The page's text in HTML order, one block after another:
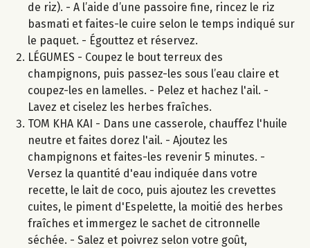
de riz). - A l’aide d’une passoire fine, rincez le riz
basmati et faites-le cuire selon le temps indiqué sur
le paquet. - Égouttez et réservez.
LÉGUMES - Coupez le bout terreux des
champignons, puis passez-les sous l’eau claire et
coupez-les en lamelles. - Pelez et hachez l'ail. -
Lavez et ciselez les herbes fraîches.
TOM KHA KAI - Dans une casserole, chauffez l'huile
neutre et faites dorez l'ail. - Ajoutez les
champignons et faites-les revenir 5 minutes. -
Versez la quantité d'eau indiquée dans votre
recette, le lait de coco, puis ajoutez les crevettes
cuites, le piment d'Espelette, la moitié des herbes
fraîches et immergez le sachet de citronnelle
séchée. - Salez et poivrez selon votre goût,